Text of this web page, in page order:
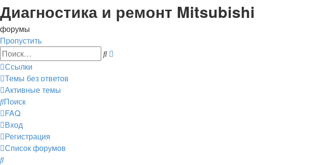
Диагностика и ремонт Mitsubishi
форумы
Пропустить
Поиск
Ссылки
Темы без ответов
Активные темы
Поиск
FAQ
Вход
Регистрация
Список форумов
Поиск